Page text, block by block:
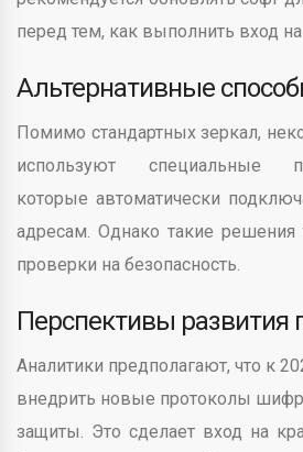
перед тем, как выполнить вход на
Альтернативные
Помимо стандартных зеркал,
используют специальные
которые автоматически
адресам. Однако такие решения
проверки на безопасность.
Перспективы
Аналитики предполагают, что к
внедрить новые протоколы
защиты. Это сделает вход на